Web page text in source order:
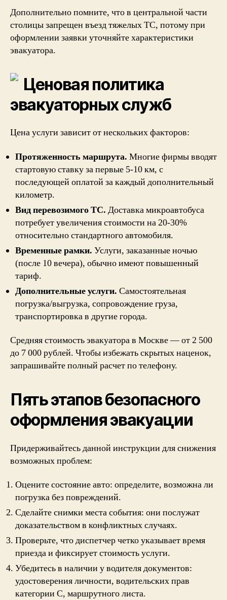
Дополнительно помните, что в центральной части
столицы запрещен въезд тяжелых ТС, потому при
оформлении заявки уточняйте характеристики
эвакуатора.
Ценовая политика
эвакуаторных служб
Цена услуги зависит от нескольких факторов:
Протяженность маршрута. Многие фирмы вводят
стартовую ставку за первые 5-10 км, с
последующей оплатой за каждый дополнительный
километр.
Вид перевозимого ТС. Доставка микроавтобуса
потребует увеличения стоимости на 20-30%
относительно стандартного автомобиля.
Временные рамки. Услуги, заказанные ночью
(после 10 вечера), обычно имеют повышенный
тариф.
Дополнительные услуги. Самостоятельная
погрузка/выгрузка, сопровождение груза,
транспортировка в другие города.
Средняя стоимостьэвакуатора в Москве— от 2 500
до 7 000 рублей. Чтобы избежать скрытых наценок,
запрашивайте полный расчет по телефону.
Пять этапов безопасного
оформления эвакуации
Придерживайтесь данной инструкции для снижения
возможных проблем:
Оцените состояние авто: определите, возможна ли
погрузка без повреждений.
Сделайте снимки места события: они послужат
доказательством в конфликтных случаях.
Проверьте, что диспетчер четко указывает время
приезда и фиксирует стоимость услуги.
Убедитесь в наличии у водителя документов:
удостоверения личности, водительских прав
категории С, маршрутного листа.